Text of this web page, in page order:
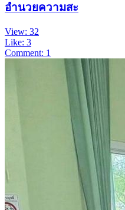
อำนวยความสะ
View: 32
Like: 3
Comment: 1